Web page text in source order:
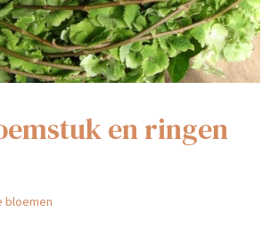
en ringen
bloemen